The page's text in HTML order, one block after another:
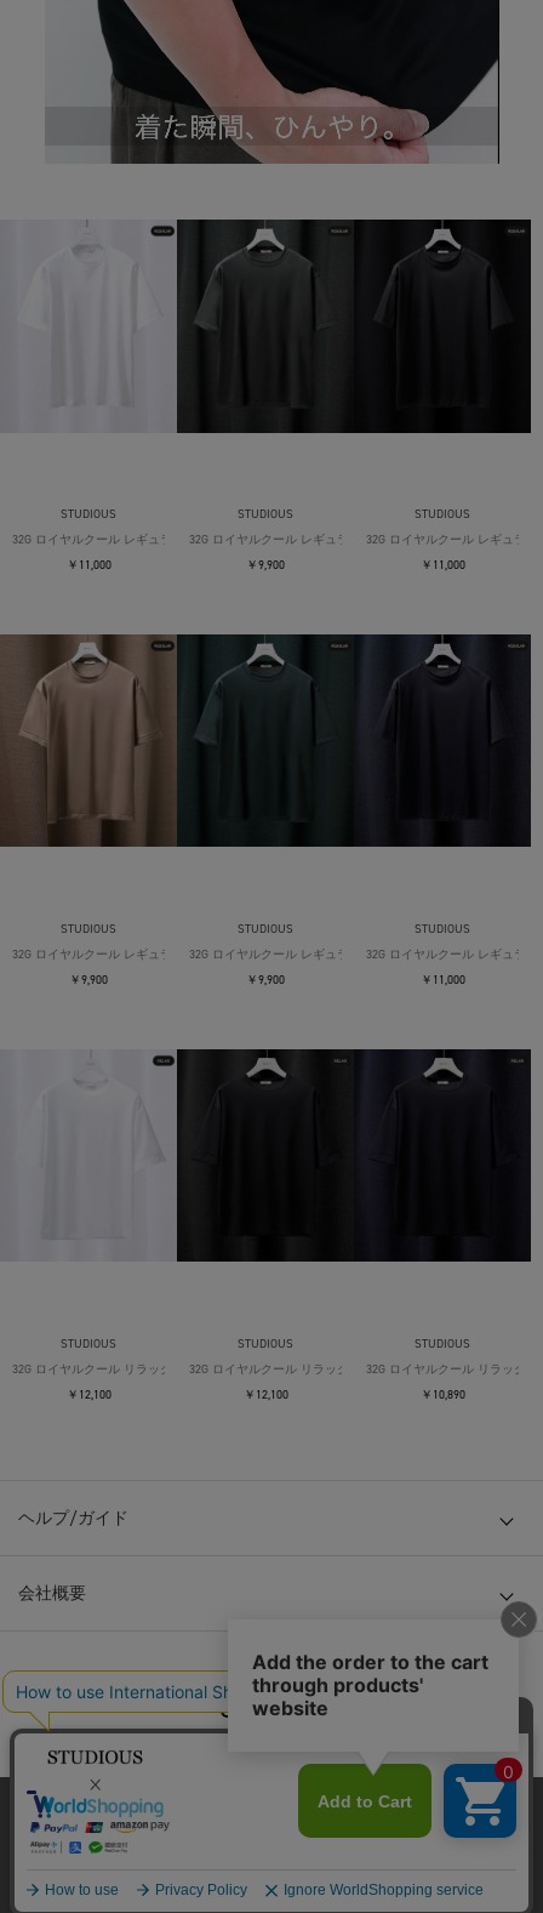
STUDIOUS
32G ロイヤルクール レギュラーTシャツ
￥11,000
STUDIOUS
32G ロイヤルクール レギュラーTシャツ
￥9,900
STUDIOUS
32G ロイヤルクール レギュラー
￥11,000
STUDIOUS
32G ロイヤルクール レギュラーTシャツ
￥9,900
STUDIOUS
32G ロイヤルクール レギュラーTシャツ
￥9,900
STUDIOUS
32G ロイヤルクール レギュラー
￥11,000
STUDIOUS
32G ロイヤルクール リラックスTシャツ
￥12,100
STUDIOUS
32G ロイヤルクール リラックスTシャツ
￥12,100
STUDIOUS
32G ロイヤルクール リラックス
￥10,890
ヘルプ/ガイド
会社概要
© TOKYO BASE CO., LTD
当サイトはクッキー(cookie)を使用します。クッキーはサイト内
の一部の機能および、サイトの使用状況の分析からマーケティ
ング活動に利用することを目的としています。
プライバシーポリシーはこちら